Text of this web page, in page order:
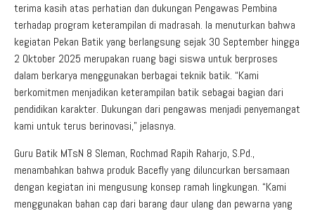
terima kasih atas perhatian dan dukungan Pengawas Pembina
terhadap program keterampilan di madrasah. Ia menuturkan bahwa
kegiatan Pekan Batik yang berlangsung sejak 30 September hingga
2 Oktober 2025 merupakan ruang bagi siswa untuk berproses
dalam berkarya menggunakan berbagai teknik batik. “Kami
berkomitmen menjadikan keterampilan batik sebagai bagian dari
pendidikan karakter. Dukungan dari pengawas menjadi penyemangat
kami untuk terus berinovasi,” jelasnya.
Guru Batik MTsN 8 Sleman, Rochmad Rapih Raharjo, S.Pd.,
menambahkan bahwa produk Bacefly yang diluncurkan bersamaan
dengan kegiatan ini mengusung konsep ramah lingkungan. “Kami
menggunakan bahan cap dari barang daur ulang dan pewarna yang